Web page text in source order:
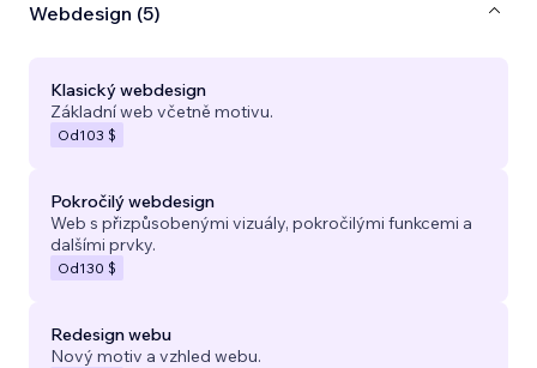
Webdesign (5)
Klasický webdesign
Základní web včetně motivu.
Od103 $
Pokročilý webdesign
Web s přizpůsobenými vizuály, pokročilými funkcemi a
dalšími prvky.
Od130 $
Redesign webu
Nový motiv a vzhled webu.